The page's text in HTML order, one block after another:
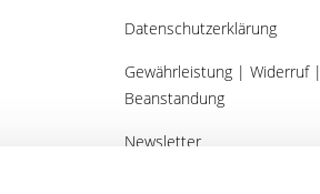
Datenschutzerklärung
Gewährleistung | Widerruf |
Beanstandung
Newsletter